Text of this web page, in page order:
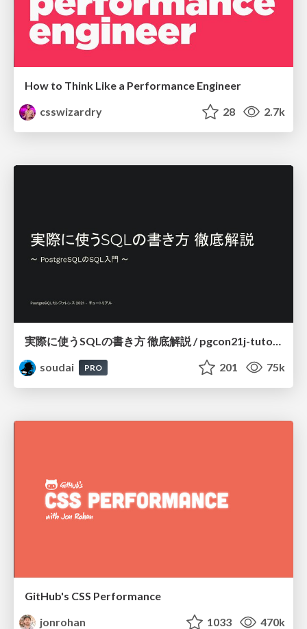
How to Think Like a Performance Engineer
csswizardry
28 2.7k
soudai
PRO 201 75k
GitHub's CSS Performance
jonrohan
1033 470k